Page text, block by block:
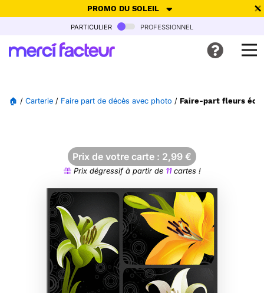
PROMO DU SOLEIL
-30% de réduction avec le code SUMMER26pour envoyer des
Ne plus afficher
particulier professionnel
🏠 / Carterie / Faire part de décès avec photo / Faire-part fleurs
Prix de votre carte : 2,99 €
Prix dégressif à partir de 11cartes !